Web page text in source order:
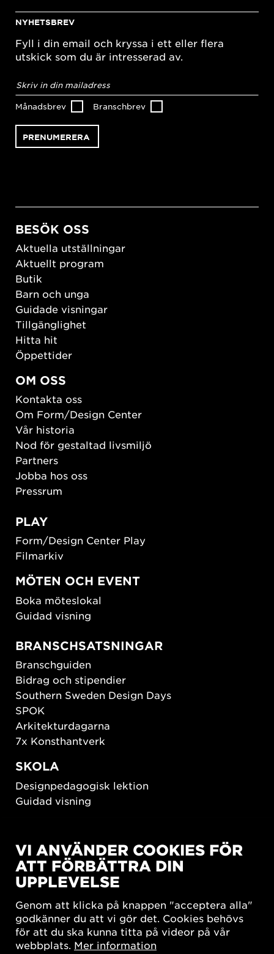
NYHETSBREV
Fyll i din email och kryssa i ett eller flera
utskick som du är intresserad av.
postadress*
Månadsbrev Branschbrev
BESÖK OSS
Aktuella utställningar
Aktuellt program
Butik
Barn och unga
Guidade visningar
Tillgänglighet
Hitta hit
Öppettider
OM OSS
Kontakta oss
Om Form/Design Center
Vår historia
Nod för gestaltad livsmiljö
Partners
Jobba hos oss
Pressrum
PLAY
Form/Design Center Play
Filmarkiv
MÖTEN OCH EVENT
Boka möteslokal
Guidad visning
BRANSCHSATSNINGAR
Branschguiden
Bidrag och stipendier
Southern Sweden Design Days
SPOK
Arkitekturdagarna
7x Konsthantverk
SKOLA
Designpedagogisk lektion
Guidad visning
New European Bauhaus
SUSTAINORDIC
Share Future Living
What Matter_s
VI ANVÄNDER COOKIES FÖR
ATT FÖRBÄTTRA DIN
UPPLEVELSE
Genom att klicka på knappen "acceptera alla"
godkänner du att vi gör det. Cookies behövs
för att du ska kunna titta på videor på vår
webbplats. Mer information